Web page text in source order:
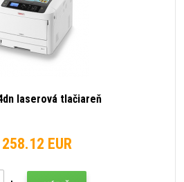
laserová tlačiareň
EUR